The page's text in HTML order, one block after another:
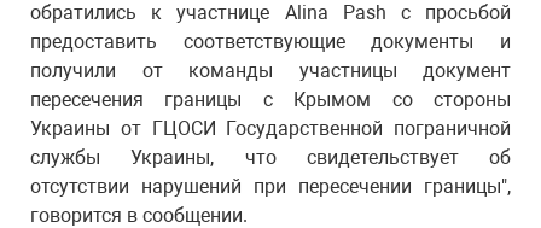
обратились к участнице Alina Pash с просьбой
предоставить соответствующие документы и
получили от команды участницы документ
пересечения границы с Крымом со стороны
Украины от ГЦОСИ Государственной пограничной
службы Украины, что свидетельствует об
отсутствии нарушений при пересечении границы",
говорится в сообщении.